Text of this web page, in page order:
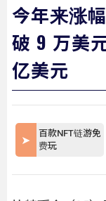
今年来涨
破 9 万美
亿美元
百款NFT链游免
费玩